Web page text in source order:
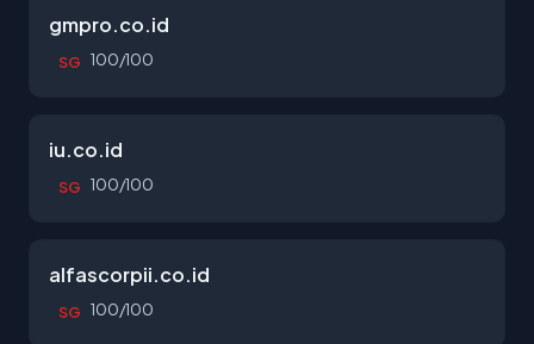
gmpro.co.id
SG 100/100
iu.co.id
SG 100/100
alfascorpii.co.id
SG 100/100